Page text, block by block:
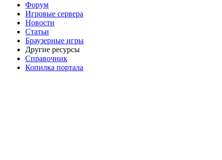
Форум
Игровые сервера
Новости
Статьи
Браузерные игры
Другие ресурсы
Справочник
Копилка портала